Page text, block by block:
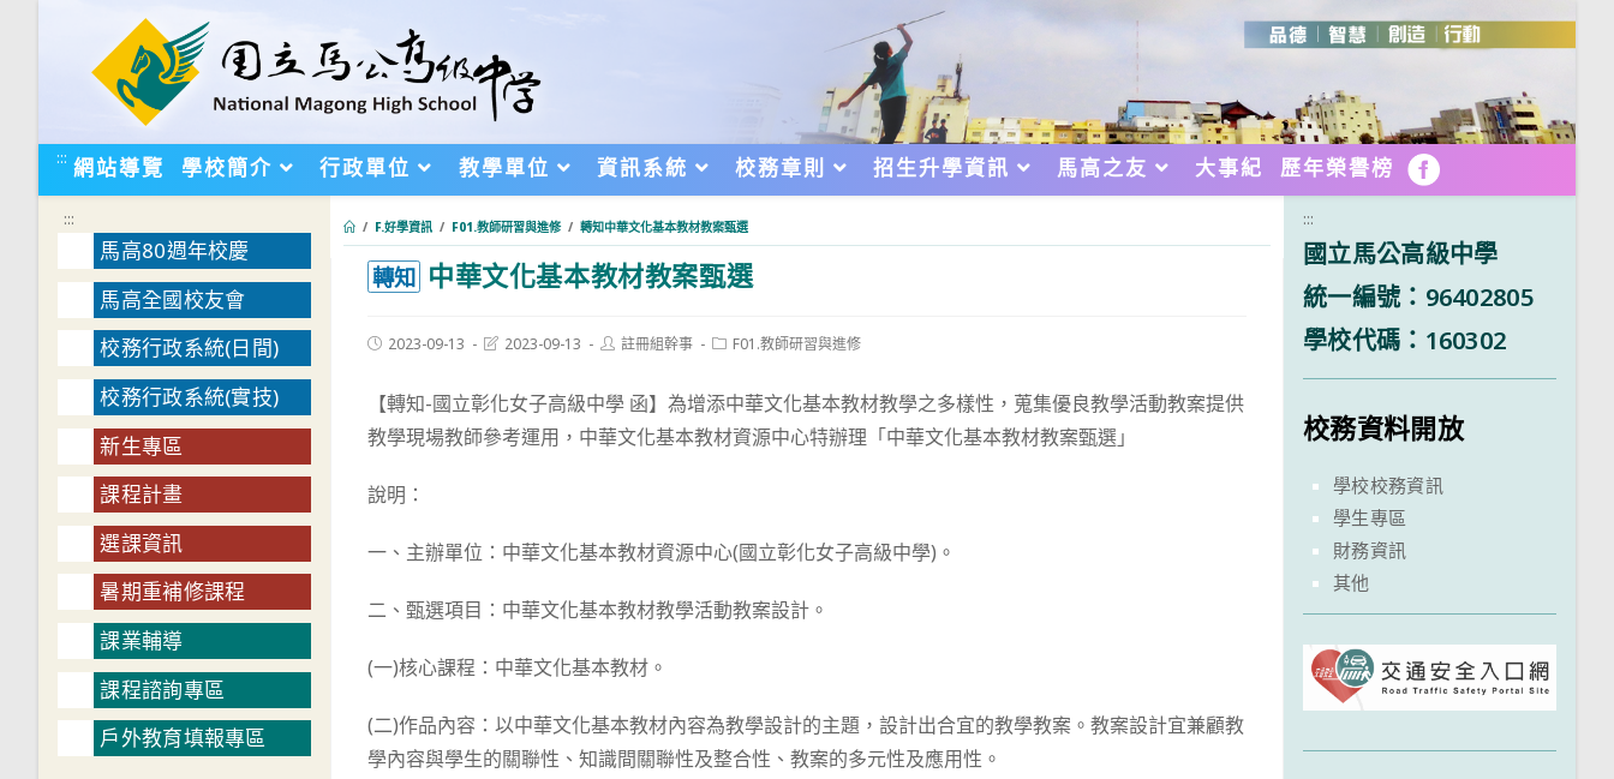
::: 網站導覽 學校簡介 行政單位 教學單位 資訊系統 校務章則 招生升學資訊 馬高之友 大事紀 歷年榮譽榜 FB
/ F.好學資訊 / F01.教師研習與進修 / 轉知中華文化基本教材教案甄選
轉知 中華文化基本教材教案甄選
Post2023-09-13
Post2023-09-13
Post註冊組幹事
PostF01.教師研習與進修
【轉知-國立彰化女子高級中學 函】為增添中華文化基本教材教學之多樣性，蒐集優良教學活動教案提供
教學現場教師參考運用，中華文化基本教材資源中心特辦理「中華文化基本教材教案甄選」
說明：
一、主辦單位：中華文化基本教材資源中心(國立彰化女子高級中學)。
二、甄選項目：中華文化基本教材教學活動教案設計。
(一)核心課程：中華文化基本教材。
(二)作品內容：以中華文化基本教材內容為教學設計的主題，設計出合宜的教學教案。教案設計宜兼顧教
學內容與學生的關聯性、知識間關聯性及整合性、教案的多元性及應用性。
:::
馬高80週年校慶
馬高全國校友會
校務行政系統(日間)
校務行政系統(實技)
新生專區
課程計畫
選課資訊
暑期重補修課程
課業輔導
課程諮詢專區
戶外教育填報專區
:::
國立馬公高級中學
統一編號：96402805
學校代碼：160302
校務資料開放
學校校務資訊
學生專區
財務資訊
其他